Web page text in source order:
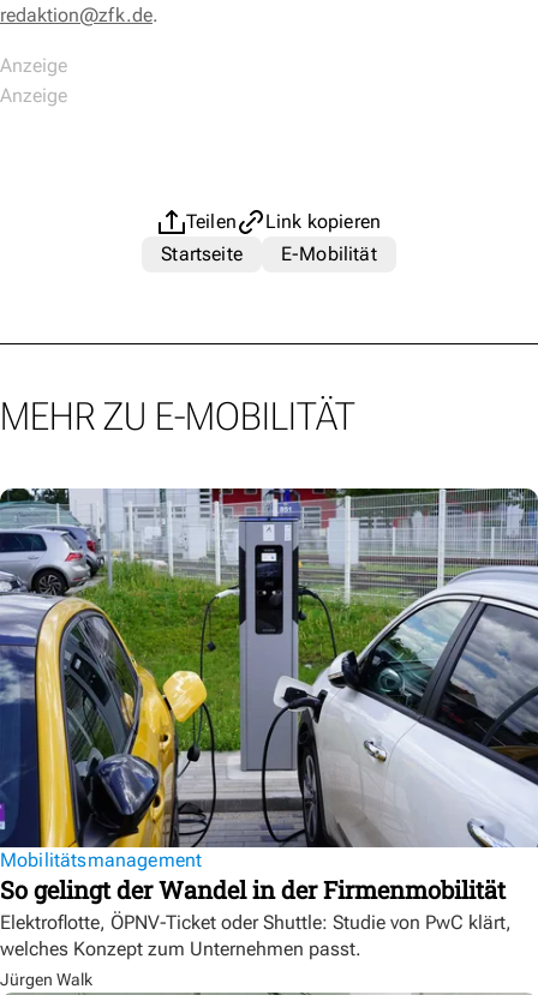
redaktion@zfk.de.
Teilen
Link kopieren
Startseite
E-Mobilität
MEHR ZU E-MOBILITÄT
Mobilitätsmanagement
So gelingt der Wandel in der Firmenmobilität
Elektroflotte, ÖPNV-Ticket oder Shuttle: Studie von PwC klärt,
welches Konzept zum Unternehmen passt.
Jürgen Walk